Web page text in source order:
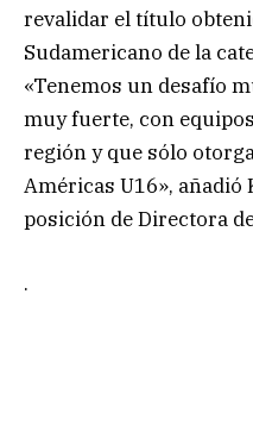
revalidar el título
Sudamericano de la
«Tenemos un desafío
muy fuerte, con
región y que sólo
Américas U16», añadió
posición de Directora
.